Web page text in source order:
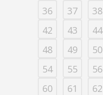
36 37 38
42
43 44
48
49 50
54
55 56
60
61 62